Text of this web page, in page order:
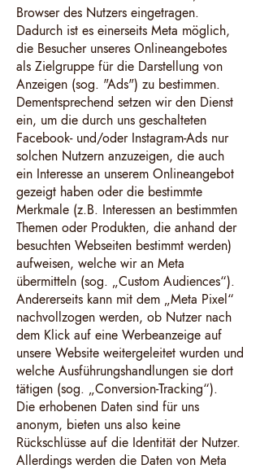
Browser des Nutzers eingetragen.
Dadurch ist es einerseits Meta möglich,
die Besucher unseres Onlineangebotes
als Zielgruppe für die Darstellung von
Anzeigen (sog. "Ads") zu bestimmen.
Dementsprechend setzen wir den Dienst
ein, um die durch uns geschalteten
Facebook- und/oder Instagram-Ads nur
solchen Nutzern anzuzeigen, die auch
ein Interesse an unserem Onlineangebot
gezeigt haben oder die bestimmte
Merkmale (z.B. Interessen an bestimmten
Themen oder Produkten, die anhand der
besuchten Webseiten bestimmt werden)
aufweisen, welche wir an Meta
übermitteln (sog. „Custom Audiences“).
Andererseits kann mit dem „Meta Pixel“
nachvollzogen werden, ob Nutzer nach
dem Klick auf eine Werbeanzeige auf
unsere Website weitergeleitet wurden und
welche Ausführungshandlungen sie dort
tätigen (sog. „Conversion-Tracking“).
Die erhobenen Daten sind für uns
anonym, bieten uns also keine
Rückschlüsse auf die Identität der Nutzer.
Allerdings werden die Daten von Meta